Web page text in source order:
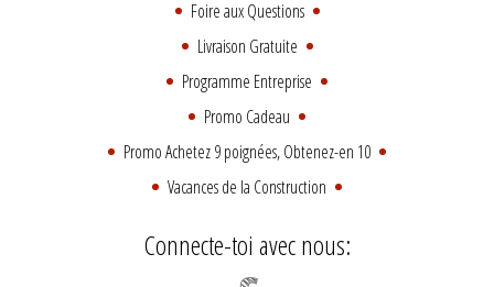
Foire aux Questions
Livraison Gratuite
Programme Entreprise
Promo Cadeau
Promo Achetez 9 poignées, Obtenez-en 10
Vacances de la Construction
Connecte-toi avec nous: